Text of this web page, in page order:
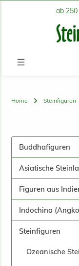
Zum Hauptinhaltab
Home Steinfiguren
Buddhafiguren
Asiatische
Figuren aus
Indochina
Steinfiguren
Ozeanische